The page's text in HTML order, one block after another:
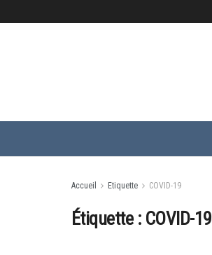
Accueil Etiquette COVID-19
Étiquette : COVID-19